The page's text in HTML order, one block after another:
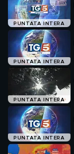
PUNTATA INTERA
PUNTATA INTERA
PUNTATA INTERA
PUNTATA INTERA